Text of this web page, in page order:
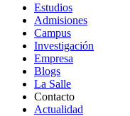
Estudios
Admisiones
Campus
Investigación
Empresa
Blogs
La Salle
Contacto
Actualidad